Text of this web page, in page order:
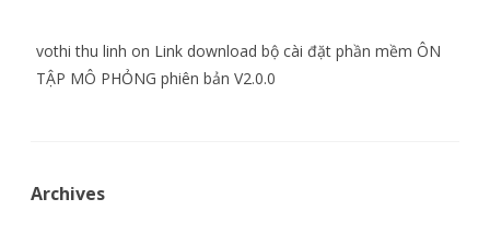
vothi thu linh on Link download bộ cài đặt phần mềm ÔN
TẬP MÔ PHỎNG phiên bản V2.0.0
Archives